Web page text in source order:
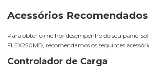
Acessórios Recomendados
Para obter o melhor desempenho do seu painel
FLEX250MD, recomendamos os seguintes
Controlador de Carga